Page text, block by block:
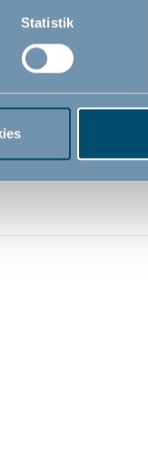
Statistik
jou potte, hvid